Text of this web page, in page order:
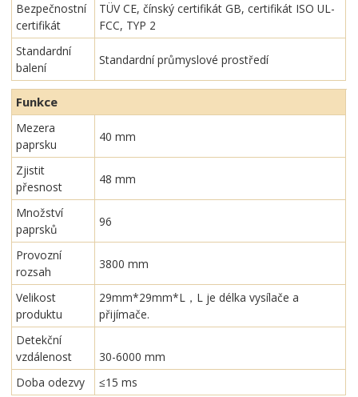
Bezpečnostní
certifikát
TÜV CE, čínský certifikát GB, certifikát ISO UL-
FCC, TYP 2
Standardní
balení
Standardní průmyslové prostředí
Funkce
Mezera
paprsku
40 mm
Zjistit
přesnost
48 mm
Množství
paprsků
96
Provozní
rozsah
3800 mm
Velikost
produktu
29mm*29mm*L，L je délka vysílače a
přijímače.
Detekční
vzdálenost
30-6000 mm
Doba odezvy
≤15 ms